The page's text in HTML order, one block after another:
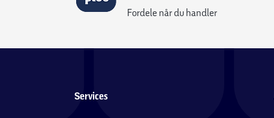
Fordele når du handler
Services